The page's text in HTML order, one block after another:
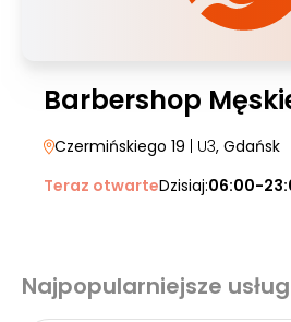
Barbershop
Czermińskiego 19 | U3, Gdańsk
Teraz otwarteDzisiaj:06:00-
Najpopularniejsze